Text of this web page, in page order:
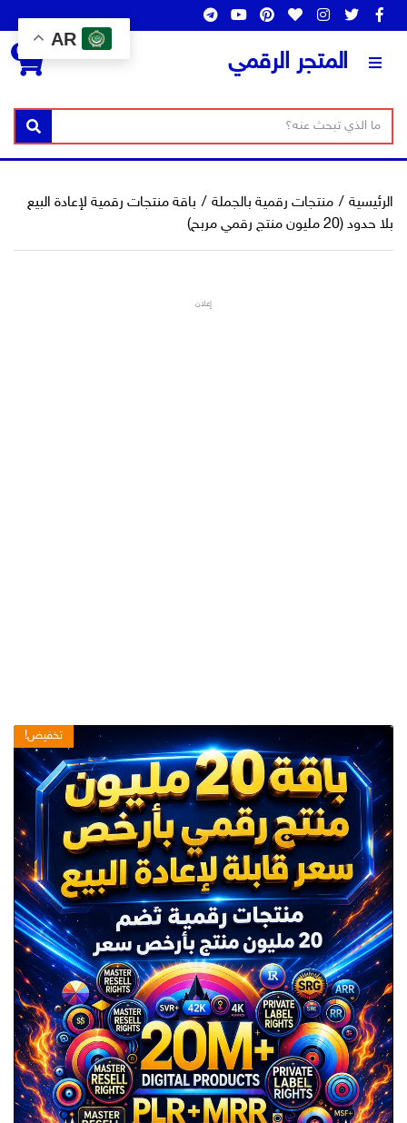
المتجر الرقمي
س
ا
ل
ص
ا
ب
ح
ث
بحث
0
الرئيسية / منتجات رقمية بالجملة / باقة منتجات رقمية لإعادة البيع
بلا حدود (20 مليون منتج رقمي مربح)
إعلان
تخفيض!
AR